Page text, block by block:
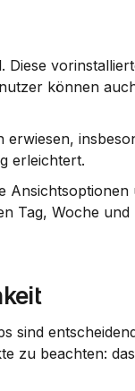
können
erleichtert.
Tag, Woche
sind
zu beachten: